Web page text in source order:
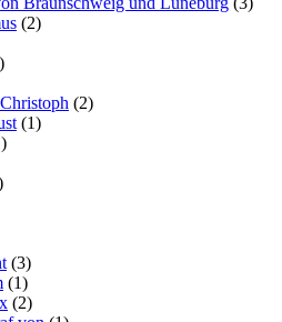
(2)
(2)
(1)
(3)
(1)
(2)